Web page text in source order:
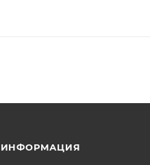
ИНФОРМАЦИЯ